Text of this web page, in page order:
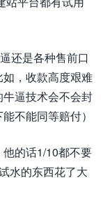
还是各种售前口
如，收款高度艰难
逼技术会不会封
不能同等赔付）
的话1/10都不要
水的东西花了大